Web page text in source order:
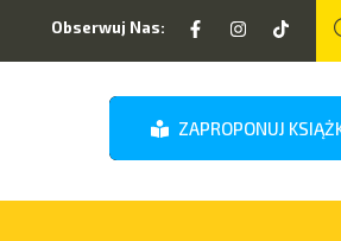
Obserwuj Nas:
ZAPROPONUJ